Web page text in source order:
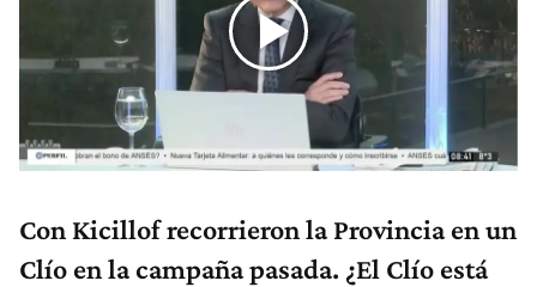
Con Kicillof recorrieron la Provincia en un
Clío en la campaña pasada. ¿El Clío está